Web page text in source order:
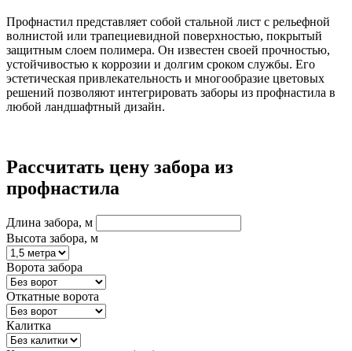
Профнастил представляет собой стальной лист с рельефной
волнистой или трапециевидной поверхностью, покрытый
защитным слоем полимера. Он известен своей прочностью,
устойчивостью к коррозии и долгим сроком службы. Его
эстетическая привлекательность и многообразие цветовых
решений позволяют интегрировать заборы из профнастила в
любой ландшафтный дизайн.
Рассчитать цену забора из
профнастила
Длина забора, м
Высота забора, м
Ворота забора
Откатные ворота
Калитка